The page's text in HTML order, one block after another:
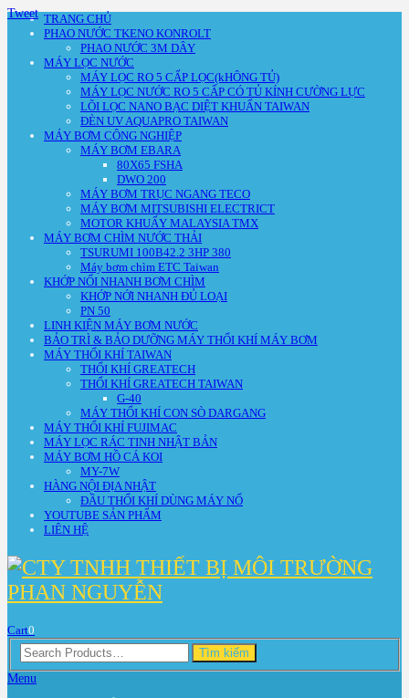
TRANG CHỦ
PHAO NƯỚC TKENO KONROLT
PHAO NƯỚC 3M DÂY
MÁY LỌC NƯỚC
MÁY LỌC RO 5 CẤP LỌC(kHÔNG TỦ)
MÁY LỌC NƯỚC RO 5 CẤP CÓ TỦ KÍNH CƯỜNG LỰC
LÕI LỌC NANO BẠC DIỆT KHUẨN TAIWAN
ĐÈN UV AQUAPRO TAIWAN
MÁY BƠM CÔNG NGHIỆP
MÁY BƠM EBARA
80X65 FSHA
DWO 200
MÁY BƠM TRỤC NGANG TECO
MÁY BƠM MITSUBISHI ELECTRICT
MOTOR KHUẤY MALAYSIA TMX
MÁY BƠM CHÌM NƯỚC THẢI
TSURUMI 100B42.2 3HP 380
Máy bơm chìm ETC Taiwan
KHỚP NỐI NHANH BƠM CHÌM
KHỚP NỚI NHANH ĐỦ LOẠI
PN 50
LINH KIỆN MÁY BƠM NƯỚC
BẢO TRÌ & BẢO DƯỠNG MÁY THỔI KHÍ MÁY BƠM
MÁY THỔI KHÍ TAIWAN
THỔI KHÍ GREATECH
THỔI KHÍ GREATECH TAIWAN
G-40
MÁY THỔI KHÍ CON SÒ DARGANG
MÁY THỔI KHÍ FUJIMAC
MÁY LỌC RÁC TINH NHẬT BẢN
MÁY BƠM HỒ CÁ KOI
MY-7W
HÀNG NỘI ĐỊA NHẬT
ĐẦU THỔI KHÍ DÙNG MÁY NỔ
YOUTUBE SẢN PHẨM
LIÊN HỆ
Cart0
Search
for:
Tìm kiếm
Menu
Tweet